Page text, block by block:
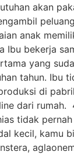
akan
anak
Ibu bekerja
yang
tahun. Ibu
di
dari rumah.
tidak
kecil, kamu